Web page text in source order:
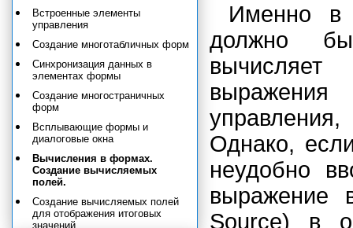
Именно в
должно
Однако,
неудобно
выражение
Source) в
Встроенные элементы
управления
Создание многотабличных форм
Синхронизация данных в
элементах формы
Создание многостраничных
форм
Всплывающие формы и
диалоговые окна
Вычисления в формах.
Создание вычисляемых
полей.
Создание вычисляемых полей
для отображения итоговых
значений